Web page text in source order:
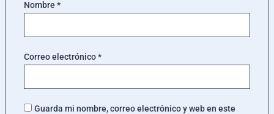
Nombre *
Correo electrónico*
Guarda mi nombre, correo electrónico y web en este